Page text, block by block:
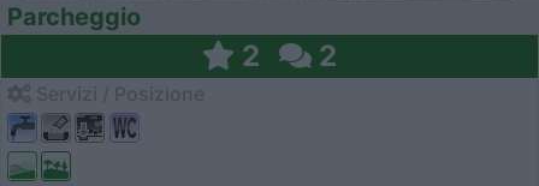
Parcheggio
2 2